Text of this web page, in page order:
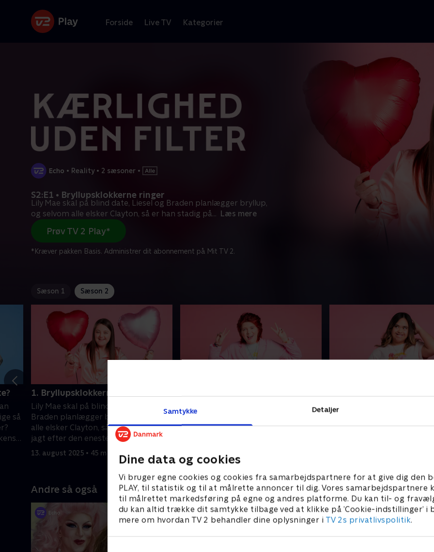
Samtykke Detaljer
Dine data og cookies
Vi bruger egne cookies og cookies fra samarbejdspartnere for at give dig den
PLAY, til statistik og til at målrette annoncer til dig. Vores samarbejdspartnere
til målrettet markedsføring på egne og andres platforme. Du kan til- og
du kan altid trække dit samtykke tilbage ved at klikke på ’Cookie-indstillinger’ i
mere om hvordan TV 2 behandler dine oplysninger i TV 2s privatlivspolitik.
Forside Live TV Kategorier
• Reality • 2 sæsoner •
S2:E1 • Bryllupsklokkerne ringer
Lily Mae skal på blind date, Liesel og Braden planlægger bryllup,
og selvom alle elsker Clayton, så er han stadig på... Læs mere
Prøv TV 2 Play*
*Kræver pakken Basis. Administrer dit abonnement på Mit TV 2.
Sæson 1 Sæson 2
så
1. Bryllupsklokkerne ringer
Lily Mae skal på blind date, Liesel og
Braden planlægger bryllup, og selvom
alle elsker Clayton, så er han stadig på
jagt efter den eneste ene.
13. august 2025 • 45 min
Chloe er autist, men det holder hende
ikke tilbage. Ray Elvis har aldrig kysset
en pige før, mens Lily Mae skal på sin
20. august 2025 • 45 min
Charlize er 18 år og leder
Andre så også